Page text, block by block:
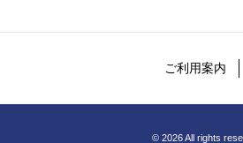
ご利用案内
© 2026 All rights